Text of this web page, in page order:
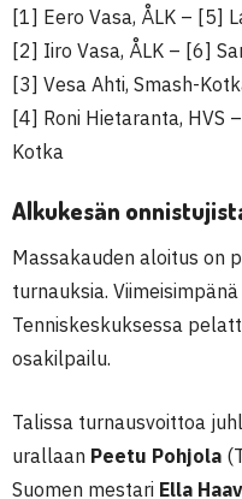
[1] Eero Vasa, ÅLK – [5]
[2] Iiro Vasa, ÅLK – [6]
[3] Vesa Ahti, Smash-
[4] Roni Hietaranta, HVS
Kotka
Alkukesän
Massakauden aloitus on
turnauksia.
Tenniskeskuksessa
osakilpailu.
Talissa turnausvoittoa
urallaan Peetu Pohjola
Suomen mestari Ella